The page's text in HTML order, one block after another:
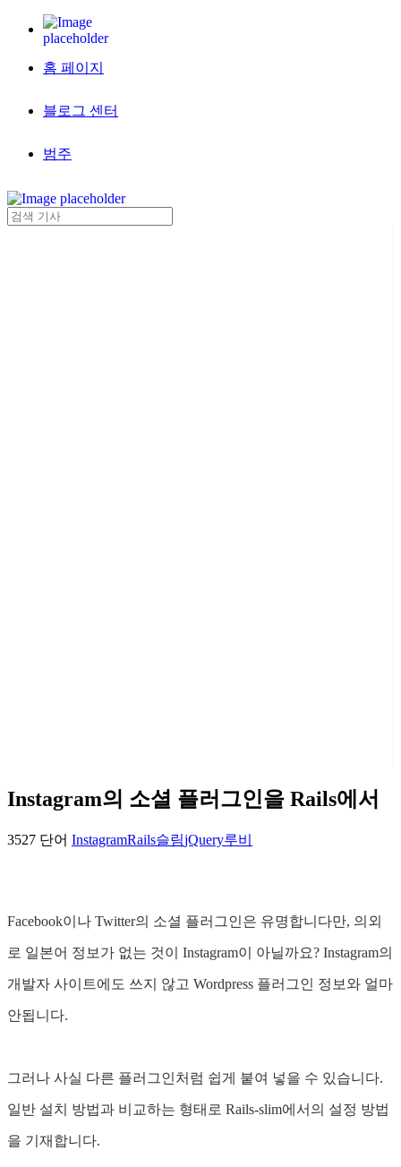
홈 페이지
블로그 센터
범주
Instagram의 소셜 플러그인을 Rails에서
3527 단어 InstagramRails슬림jQuery루비
Facebook이나 Twitter의 소셜 플러그인은 유명합니다만, 의외
로 일본어 정보가 없는 것이 Instagram이 아닐까요? Instagram의
개발자 사이트에도 쓰지 않고 Wordpress 플러그인 정보와 얼마
안됩니다.
그러나 사실 다른 플러그인처럼 쉽게 붙여 넣을 수 있습니다.
일반 설치 방법과 비교하는 형태로 Rails-slim에서의 설정 방법
을 기재합니다.